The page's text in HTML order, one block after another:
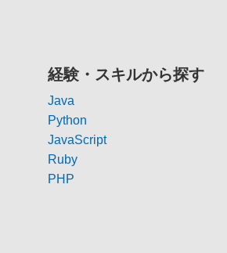
経験・スキルから探す
Java
Python
JavaScript
Ruby
PHP